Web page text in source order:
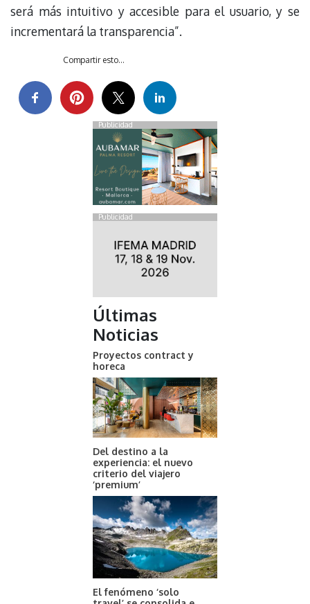
será más intuitivo y accesible para el usuario, y se
incrementará la transparencia”.
Compartir esto...
Publicidad
Publicidad
Últimas
Noticias
Proyectos contract y
horeca
Del destino a la
experiencia: el nuevo
criterio del viajero
‘premium’
El fenómeno ‘solo